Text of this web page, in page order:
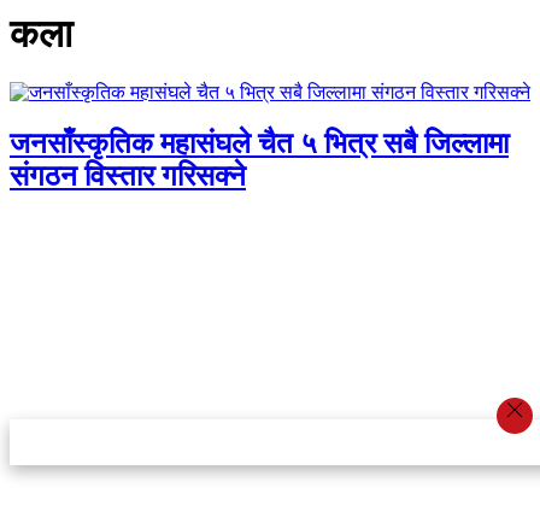
कला
जनसाँस्कृतिक महासंघले चैत ५ भित्र सबै जिल्लामा
संगठन विस्तार गरिसक्ने